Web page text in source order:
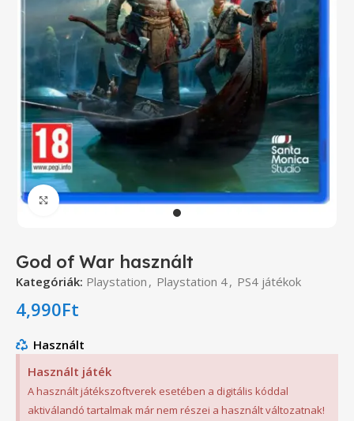
Click to enlarge
God of War használt
Kategóriák: Playstation , Playstation 4, PS4 játékok
4,990Ft
Használt
Használt játék
A használt játékszoftverek esetében a digitális kóddal
aktiválandó tartalmak már nem részei a használt változatnak!